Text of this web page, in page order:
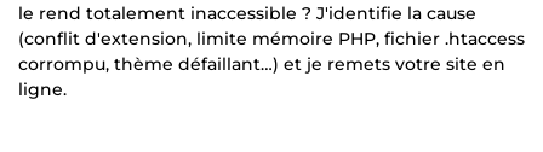
le rend totalement inaccessible ? J'identifie la cause
(conflit d'extension, limite mémoire PHP, fichier .htaccess
corrompu, thème défaillant…) et je remets votre site en
ligne.